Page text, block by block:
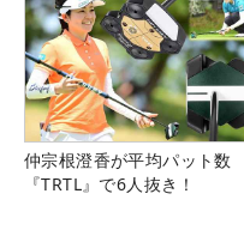
仲宗根澄香が平均パット数
『TRTL』で6人抜き！